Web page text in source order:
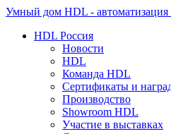
Умный дом HDL -
HDL Россия
Новости
HDL
Команда HDL
Сертификаты и
Производство
Showroom HDL
Участие в выставках